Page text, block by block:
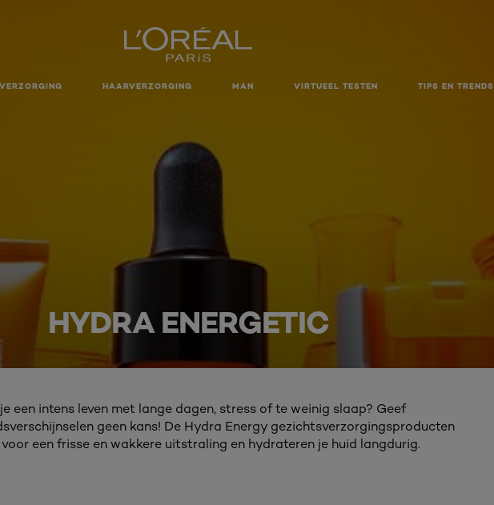
HAARVERZORGING MAN VIRTUEEL TESTEN TIPS EN TRENDS
HYDRA ENERGETIC
een intens leven met lange dagen, stress of te weinig slaap? Geef
geen kans! De Hydra Energy gezichtsverzorgingsproducten
een frisse en wakkere uitstraling en hydrateren je huid langdurig.